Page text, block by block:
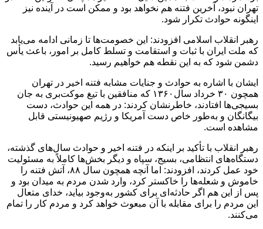
تهران نبود، آخرین فتنه هم نخواهد بود و ممکن است در آینده نیز
اینگونه حوادث تکرار شود.
رهبر انقلاب اسلامی افزودند: این خصومت‌ها تا زمانی ادامه می‌یابد
که ملت ایران با ثبات و استقامت و تسلط کامل بر امور، باعث یأس
دشمن شود که به این نقطه هم خواهیم رسید.
ایشان با اشاره به حوادث و جنایات مشابه فتنه اخیر در تهران
همچون ۳۰ خرداد سال۱۳۶۰ که منافقین با تیغ موکت‌بری به جان
بسیجی‌ها افتادند، خاطرنشان کردند: در همه این حوادث، دست
بیگانگان و به‌طور خاص دست آمریکا و رژیم صهیونیستی قابل
مشاهده است.
رهبر انقلاب با تأکید بر اینکه در فتنه اخیر و حوادث سال‌های گذشته،
دستگاه‌های انتظامی، بسیج، سپاه و دیگر بخش‌ها کاملاً به مسئولیت
خود عمل کردند، افزودند: اما آنچه همچون سال ۸۸، آتش فتنه را
خاموش و شعله‌ها را خاکستر کرد، وارد شدن مردم به میدان بود و
پس از این هم اگر حادثه‌ای برای کشور به‌وجود بیاید، خدای متعال
این مردم را برای مقابله با آن مبعوث خواهد کرد و مردم کار را تمام
می‌کنند.